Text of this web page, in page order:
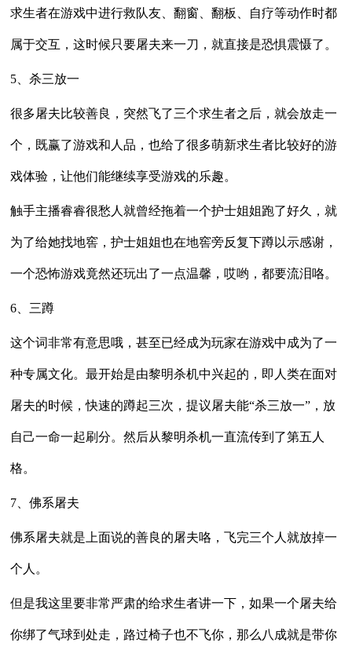
求生者在游戏中进行救队友、翻窗、翻板、自疗等动作时都
属于交互，这时候只要屠夫来一刀，就直接是恐惧震慑了。
5、杀三放一
很多屠夫比较善良，突然飞了三个求生者之后，就会放走一
个，既赢了游戏和人品，也给了很多萌新求生者比较好的游
戏体验，让他们能继续享受游戏的乐趣。
触手主播睿睿很愁人就曾经拖着一个护士姐姐跑了好久，就
为了给她找地窖，护士姐姐也在地窖旁反复下蹲以示感谢，
一个恐怖游戏竟然还玩出了一点温馨，哎哟，都要流泪咯。
6、三蹲
这个词非常有意思哦，甚至已经成为玩家在游戏中成为了一
种专属文化。最开始是由黎明杀机中兴起的，即人类在面对
屠夫的时候，快速的蹲起三次，提议屠夫能“杀三放一”，放
自己一命一起刷分。然后从黎明杀机一直流传到了第五人
格。
7、佛系屠夫
佛系屠夫就是上面说的善良的屠夫咯，飞完三个人就放掉一
个人。
但是我这里要非常严肃的给求生者讲一下，如果一个屠夫给
你绑了气球到处走，路过椅子也不飞你，那么八成就是带你